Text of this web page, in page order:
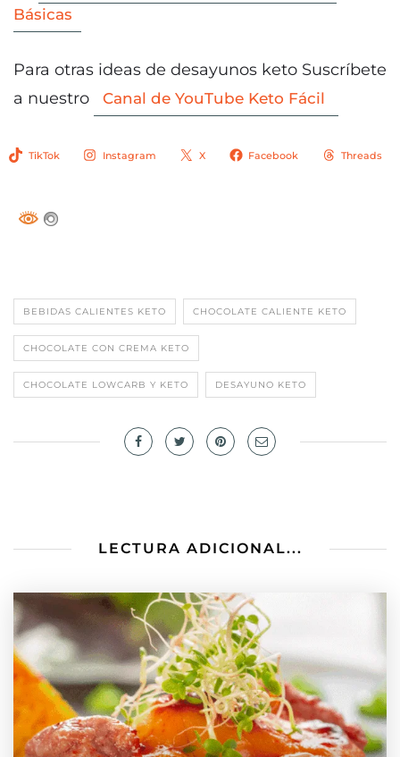
Básicas
Para otras ideas de desayunos keto Suscríbete
a nuestro
Canal de YouTube Keto Fácil
TikTok Instagram X Facebook Threads
BEBIDAS CALIENTES KETO CHOCOLATE CALIENTE KETO
CHOCOLATE CON CREMA KETO
CHOCOLATE LOWCARB Y KETO DESAYUNO KETO
LECTURA ADICIONAL...